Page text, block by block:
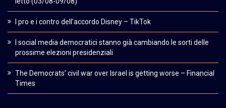
I pro e i contro dell’accordo Disney – TikTok
I social media democratici stanno già cambiando le sorti delle
prossime elezioni presidenziali
The Democrats’ civil war over Israel is getting worse – Financial
Times